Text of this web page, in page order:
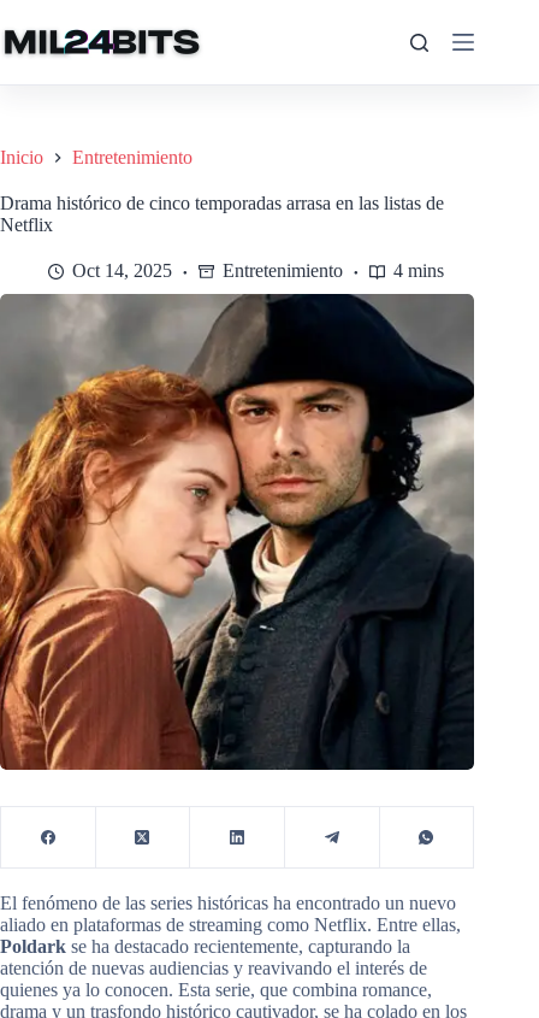
al
contenido
Inicio Entretenimiento
Drama histórico de cinco temporadas arrasa en las listas de
Netflix
Oct 14, 2025 Entretenimiento 4 mins
El fenómeno de las series históricas ha encontrado un nuevo
aliado en plataformas de streaming como Netflix. Entre ellas,
Poldark se ha destacado recientemente, capturando la
atención de nuevas audiencias y reavivando el interés de
quienes ya lo conocen. Esta serie, que combina romance,
drama y un trasfondo histórico cautivador, se ha colado en los